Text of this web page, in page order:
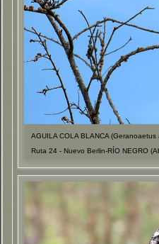
AGUILA COLA BLANCA (Geranoaetus
Ruta 24 - Nuevo Berlin-RÍO NEGRO